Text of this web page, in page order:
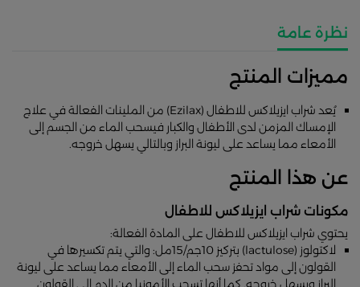
نظرة عامة
مميزات المنتج
يُعد شراب ايزيلاكس للاطفال (Ezilax) من الملينات الفعالة في علاج
الإمساك المزمن لدى الأطفال والكبار فيسحب الماء من الجسم إلى
الأمعاء مما يساعد على ليونة البراز وبالتالي يسهل خروجه.
عن هذا المنتج
مكونات شراب ايزيلاكس للاطفال
يحتوي شراب ايزيلاكس للاطفال على المادة الفعالة:
لاكتولوز (lactulose) بتركيز 10جم/15مل: والتي يتم تكسيرها في
القولون إلى مواد تحفز سحب الماء إلى الأمعاء مما يساعد على ليونة
البراز ويسهل خروجه. كما أنها تسحب الأمونيا من الدم إلى القولون